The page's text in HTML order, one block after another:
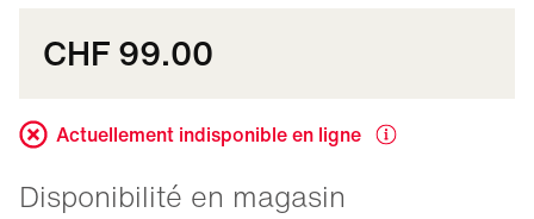
CHF 99.00
Actuellement indisponible en ligne
Disponibilité en magasin